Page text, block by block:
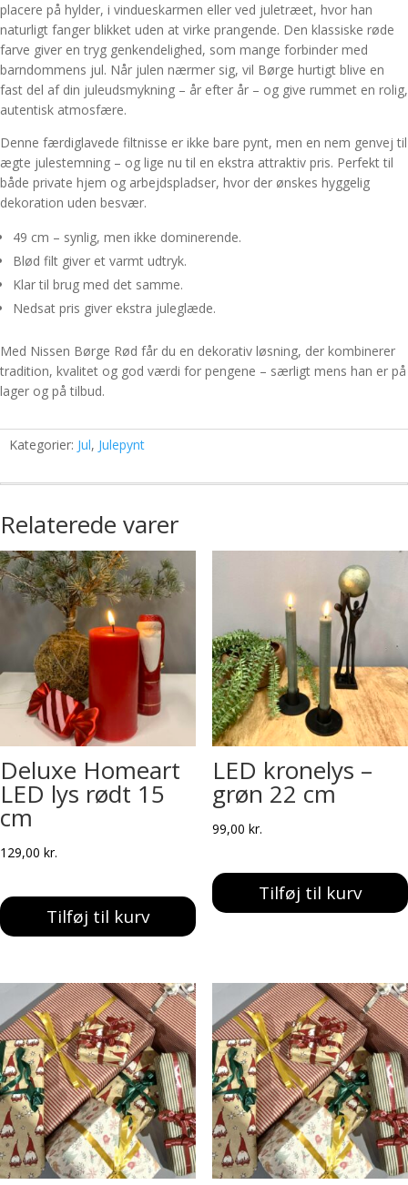
placere på hylder, i vindueskarmen eller ved juletræet, hvor han
naturligt fanger blikket uden at virke prangende. Den klassiske røde
farve giver en tryg genkendelighed, som mange forbinder med
barndommens jul. Når julen nærmer sig, vil Børge hurtigt blive en
fast del af din juleudsmykning – år efter år – og give rummet en rolig,
autentisk atmosfære.
Denne færdiglavede filtnisse er ikke bare pynt, men en nem genvej til
ægte julestemning – og lige nu til en ekstra attraktiv pris. Perfekt til
både private hjem og arbejdspladser, hvor der ønskes hyggelig
dekoration uden besvær.
49 cm – synlig, men ikke dominerende.
Blød filt giver et varmt udtryk.
Klar til brug med det samme.
Nedsat pris giver ekstra juleglæde.
Med Nissen Børge Rød får du en dekorativ løsning, der kombinerer
tradition, kvalitet og god værdi for pengene – særligt mens han er på
lager og på tilbud.
Kategorier: Jul, Julepynt
Relaterede varer
Deluxe Homeart
LED lys rødt 15
cm
129,00 kr.
Tilføj til kurv
LED kronelys –
grøn 22 cm
99,00 kr.
Tilføj til kurv